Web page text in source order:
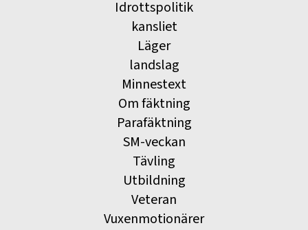
Idrottspolitik
kansliet
Läger
landslag
Minnestext
Om fäktning
Parafäktning
SM-veckan
Tävling
Utbildning
Veteran
Vuxenmotionärer